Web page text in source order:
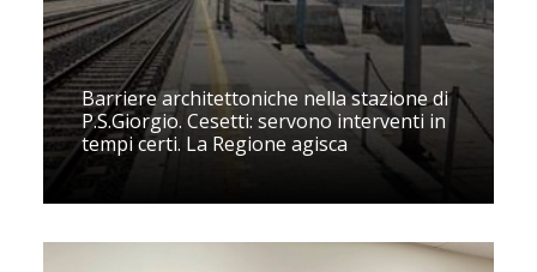
Barriere architettoniche nella stazione di
P.S.Giorgio. Cesetti: servono interventi in
tempi certi. La Regione agisca